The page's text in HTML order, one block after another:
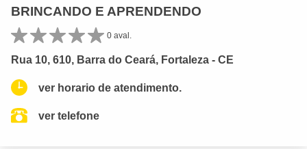
BRINCANDO E APRENDENDO
0 aval.
Rua 10, 610, Barra do Ceará, Fortaleza - CE
ver horario de atendimento.
ver telefone